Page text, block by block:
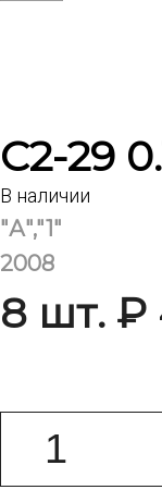
С2-29
В наличии
"А","1"
2008
8 шт. ₽